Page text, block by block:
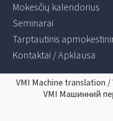
Mokesčių kalendorius
Seminarai
Tarptautinis
Kontaktai / Apklausa
VMI Machine translation
VMI Машинний